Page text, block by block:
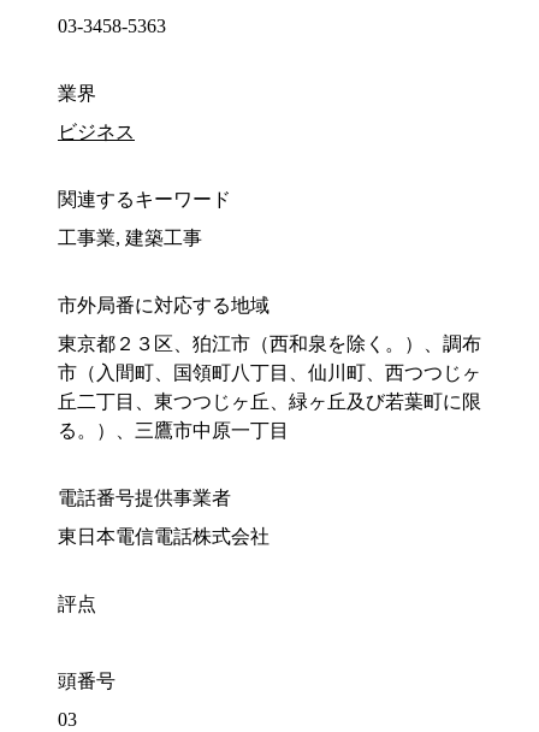
03-3458-5363
業界
ビジネス
関連するキーワード
工事業, 建築工事
市外局番に対応する地域
東京都２３区、狛江市（西和泉を除く。）、調布
市（入間町、国領町八丁目、仙川町、西つつじヶ
丘二丁目、東つつじヶ丘、緑ヶ丘及び若葉町に限
る。）、三鷹市中原一丁目
電話番号提供事業者
東日本電信電話株式会社
評点
頭番号
03